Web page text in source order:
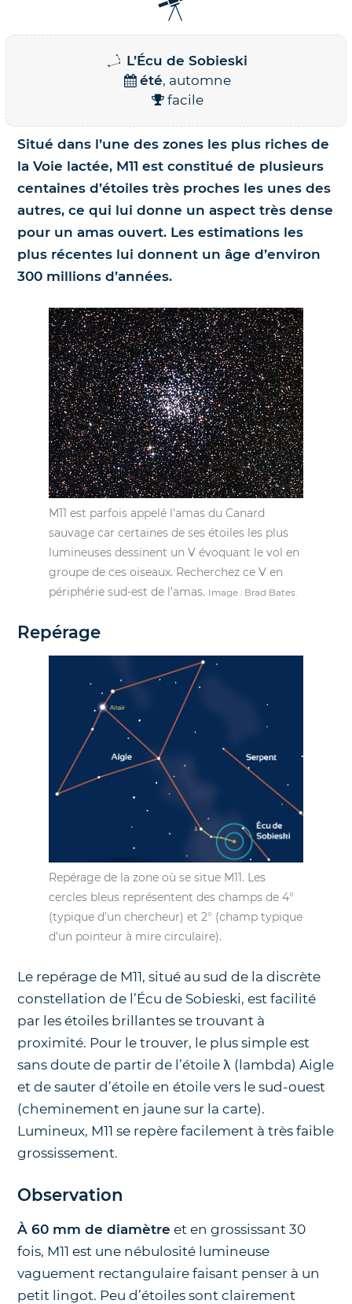
Science et exploration spatiale
Le coin des enfants
L’Écu de Sobieski
été, automne
facile
Situé dans l’une des zones les plus riches de
la Voie lactée, M11 est constitué de plusieurs
centaines d’étoiles très proches les unes des
autres, ce qui lui donne un aspect très dense
pour un amas ouvert. Les estimations les
plus récentes lui donnent un âge d’environ
300 millions d’années.
M11 est parfois appelé l’amas du Canard
sauvage car certaines de ses étoiles les plus
lumineuses dessinent un V évoquant le vol en
groupe de ces oiseaux. Recherchez ce V en
périphérie sud-est de l’amas. Image : Brad Bates.
Repérage
Repérage de la zone où se situe M11. Les
cercles bleus représentent des champs de 4°
(typique d’un chercheur) et 2° (champ typique
d’un pointeur à mire circulaire).
Le repérage de M11, situé au sud de la discrète
constellation de l’Écu de Sobieski, est facilité
par les étoiles brillantes se trouvant à
proximité. Pour le trouver, le plus simple est
sans doute de partir de l’étoile λ (lambda) Aigle
et de sauter d’étoile en étoile vers le sud-ouest
(cheminement en jaune sur la carte).
Lumineux, M11 se repère facilement à très faible
grossissement.
Observation
À 60 mm de diamètre et en grossissant 30
fois, M11 est une nébulosité lumineuse
vaguement rectangulaire faisant penser à un
petit lingot. Peu d’étoiles sont clairement